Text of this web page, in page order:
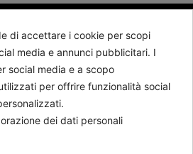
di accettare i cookie per scopi
media e annunci pubblicitari. I
social media e a scopo
per offrire funzionalità social
dei dati personali